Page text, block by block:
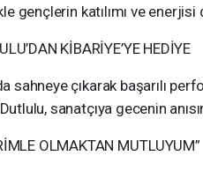
gençlerin katılımı ve
KİBARİYE’YE HEDİYE
sahneye çıkarak başarılı
sanatçıya gecenin
OLMAKTAN MUTLUYUM”